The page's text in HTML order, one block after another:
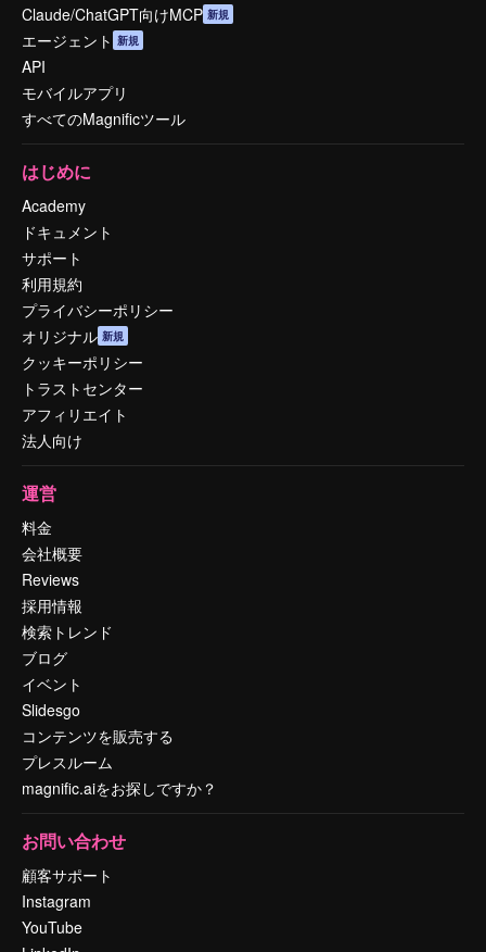
Claude/ChatGPT向けMCP 新規
エージェント 新規
API
モバイルアプリ
すべてのMagnificツール
はじめに
Academy
ドキュメント
サポート
利用規約
プライバシーポリシー
オリジナル 新規
クッキーポリシー
トラストセンター
アフィリエイト
法人向け
運営
料金
会社概要
Reviews
採用情報
検索トレンド
ブログ
イベント
Slidesgo
コンテンツを販売する
プレスルーム
magnific.aiをお探しですか？
お問い合わせ
顧客サポート
Instagram
YouTube